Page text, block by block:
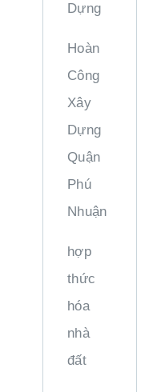
Dựng
Hoàn
Công
Xây
Dựng
Quận
Phú
Nhuận
hợp
thức
hóa
nhà
đất